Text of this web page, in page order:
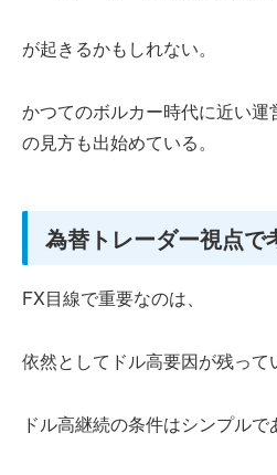
が起きるかもしれない。
かつてのボルカー時代に近い運
の見方も出始めている。
為替トレーダー視点で
FX目線で重要なのは、
依然としてドル高要因が残って
ドル高継続の条件はシンプルで